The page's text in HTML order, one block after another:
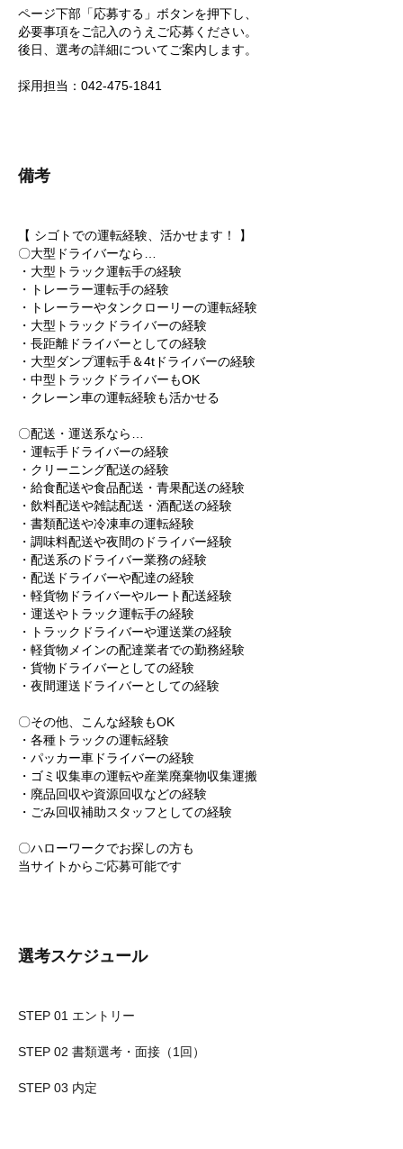
ページ下部「応募する」ボタンを押下し、
必要事項をご記入のうえご応募ください。
後日、選考の詳細についてご案内します。
採用担当：042-475-1841
備考
【 シゴトでの運転経験、活かせます！ 】
〇大型ドライバーなら…
・大型トラック運転手の経験
・トレーラー運転手の経験
・トレーラーやタンクローリーの運転経験
・大型トラックドライバーの経験
・長距離ドライバーとしての経験
・大型ダンプ運転手＆4tドライバーの経験
・中型トラックドライバーもOK
・クレーン車の運転経験も活かせる
〇配送・運送系なら…
・運転手ドライバーの経験
・クリーニング配送の経験
・給食配送や食品配送・青果配送の経験
・飲料配送や雑誌配送・酒配送の経験
・書類配送や冷凍車の運転経験
・調味料配送や夜間のドライバー経験
・配送系のドライバー業務の経験
・配送ドライバーや配達の経験
・軽貨物ドライバーやルート配送経験
・運送やトラック運転手の経験
・トラックドライバーや運送業の経験
・軽貨物メインの配達業者での勤務経験
・貨物ドライバーとしての経験
・夜間運送ドライバーとしての経験
〇その他、こんな経験もOK
・各種トラックの運転経験
・パッカー車ドライバーの経験
・ゴミ収集車の運転や産業廃棄物収集運搬
・廃品回収や資源回収などの経験
・ごみ回収補助スタッフとしての経験
〇ハローワークでお探しの方も
当サイトからご応募可能です
選考スケジュール
STEP 01 エントリー
STEP 02 書類選考・面接（1回）
STEP 03 内定